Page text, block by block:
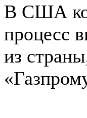
В США
процесс
из